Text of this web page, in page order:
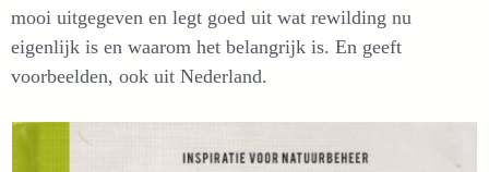
mooi uitgegeven en legt goed uit wat rewilding nu
eigenlijk is en waarom het belangrijk is. En geeft
voorbeelden, ook uit Nederland.